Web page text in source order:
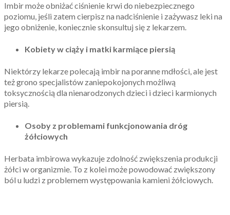
Imbir może obniżać ciśnienie krwi do niebezpiecznego
poziomu, jeśli zatem cierpisz na nadciśnienie i zażywasz leki na
jego obniżenie, koniecznie skonsultuj się z lekarzem.
Kobiety w ciąży i matki karmiące piersią
Niektórzy lekarze polecają imbir na poranne mdłości, ale jest
też grono specjalistów zaniepokojonych możliwą
toksycznością dla nienarodzonych dzieci i dzieci karmionych
piersią.
Osoby z problemami funkcjonowania dróg
żółciowych
Herbata imbirowa wykazuje zdolność zwiększenia produkcji
żółci w organizmie. To z kolei może powodować zwiększony
ból u ludzi z problemem występowania kamieni żółciowych.